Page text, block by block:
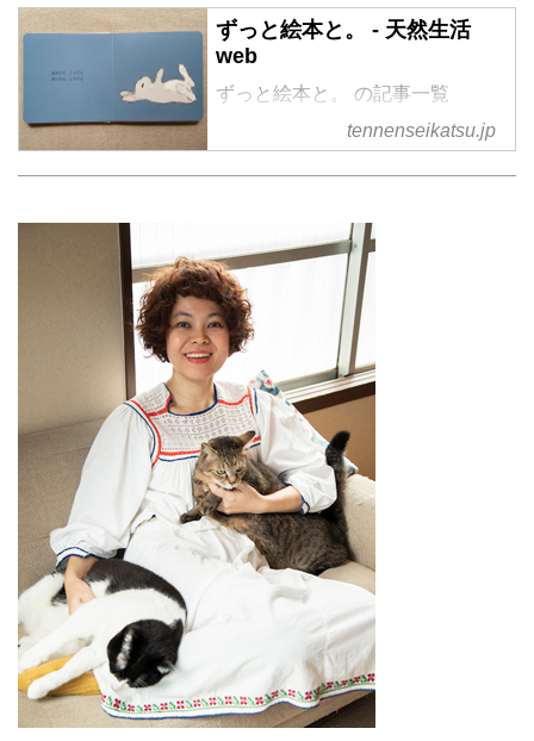
ずっと絵本と。 - 天然生活
web
ずっと絵本と。 の記事一覧
tennenseikatsu.jp